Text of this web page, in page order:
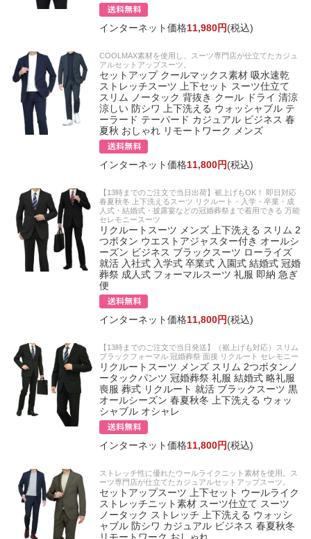
インターネット価格11,980円(税込)
COOLMAX素材を使用し、スーツ専門店が仕立てたカジュ
アルセットアップスーツ。
セットアップ クールマックス素材 吸水速乾
ストレッチスーツ 上下セット スーツ仕立て
スリム ノータック 背抜き クール ドライ 清涼
涼しい 防シワ 上下洗える ウォッシャブル テ
ーラード テーパード カジュアル ビジネス 春
夏秋 おしゃれ リモートワーク メンズ
インターネット価格11,800円(税込)
【13時までのご注文で当日出荷】裾上げもOK！ 即日対応
春夏秋冬 上下洗えるスーツ リクルート・入学・卒業・成
人式・結婚式・披露宴などの冠婚葬祭まで着用できる 万能
セレモニースーツ
リクルートスーツ メンズ 上下洗える スリム 2
つボタン ウエストアジャスター付き オールシ
ーズン ビジネス ブラックスーツ ローライズ
就活 入社式 入学式 卒業式 入園式 結婚式 冠婚
葬祭 成人式 フォーマルスーツ 礼服 即納 急ぎ
便
インターネット価格11,800円(税込)
【13時までのご注文で当日発送】（裾上げも対応）スリム
ブラックフォーマル 冠婚葬祭 面接 リクルート セレモニー
リクルートスーツ メンズ スリム 2つボタンノ
ータックパンツ 冠婚葬祭 礼服 結婚式 略礼服
喪服 葬式 リクルート 就活 ブラックスーツ 黒
オールシーズン 春夏秋冬 上下洗える ウォッ
シャブル オシャレ
インターネット価格11,800円(税込)
ストレッチ性に優れたウールライクニット素材を使用。ス
ーツ専門店が仕立てたカジュアルセットアップスーツ。
セットアップスーツ 上下セット ウールライク
ストレッチニット素材 スーツ仕立て スーツ
ノータック ストレッチ 上下洗える ウォッシ
ャブル 防シワ カジュアル ビジネス 春夏秋冬
リモートワーク おしゃれ